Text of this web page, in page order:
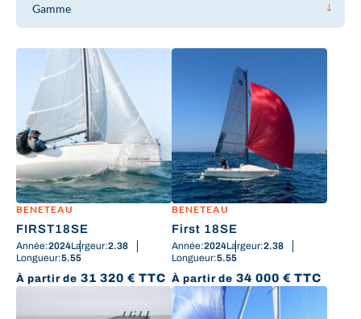
Gamme
BENETEAU
FIRST18SE
Année:2024Largeur:2.38
Longueur:5.55
À partir de 31 320 € TTC
BENETEAU
First 18SE
Année:2024Largeur:2.38
Longueur:5.55
À partir de 34 000 € TTC